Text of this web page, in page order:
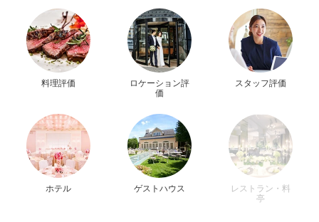
料理評価
ロケーション評
価
スタッフ評価
ホテル ゲストハウス
レストラン・料
亭